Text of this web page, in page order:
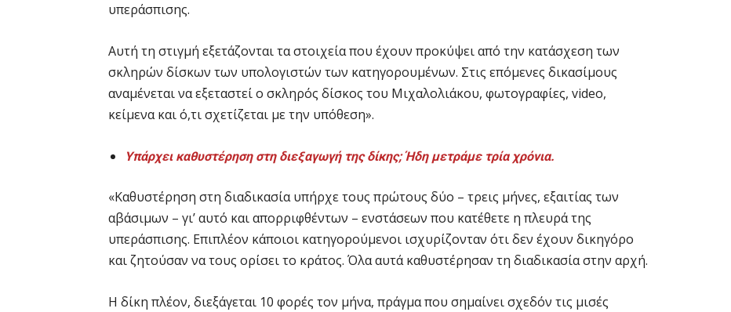
υπεράσπισης.
Αυτή τη στιγμή εξετάζονται τα στοιχεία που έχουν προκύψει από την κατάσχεση των
σκληρών δίσκων των υπολογιστών των κατηγορουμένων. Στις επόμενες δικασίμους
αναμένεται να εξεταστεί ο σκληρός δίσκος του Μιχαλολιάκου, φωτογραφίες, video,
κείμενα και ό,τι σχετίζεται με την υπόθεση».
Υπάρχει καθυστέρηση στη διεξαγωγή της δίκης; Ήδη μετράμε τρία χρόνια.
«Καθυστέρηση στη διαδικασία υπήρχε τους πρώτους δύο – τρεις μήνες, εξαιτίας των
αβάσιμων – γι’ αυτό και απορριφθέντων – ενστάσεων που κατέθετε η πλευρά της
υπεράσπισης. Επιπλέον κάποιοι κατηγορούμενοι ισχυρίζονταν ότι δεν έχουν δικηγόρο
και ζητούσαν να τους ορίσει το κράτος. Όλα αυτά καθυστέρησαν τη διαδικασία στην αρχή.
Η δίκη πλέον, διεξάγεται 10 φορές τον μήνα, πράγμα που σημαίνει σχεδόν τις μισές